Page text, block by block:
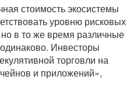
стоимость экосистемы
уровню рисковых
в то же время различные
Инвесторы
торговли на
и приложений»,